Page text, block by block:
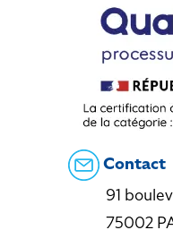
Contact
91
75002